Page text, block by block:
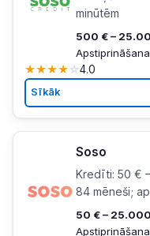
minūtēm
500 € –
★★★★☆4.0
Sīkāk
Soso
Kredīti: 50 €
84 mēneši;
50 € –